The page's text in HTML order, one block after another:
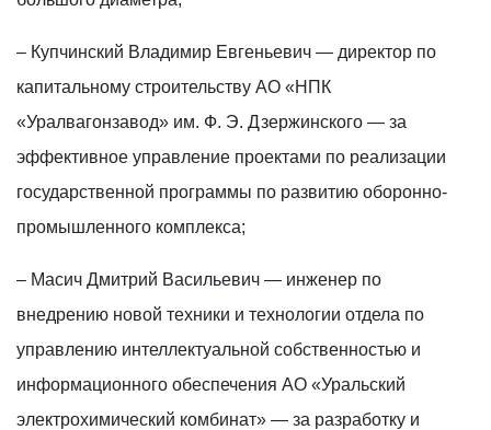
– Купчинский Владимир Евгеньевич — директор по
капитальному строительству АО «НПК
«Уралвагонзавод» им. Ф. Э. Дзержинского — за
эффективное управление проектами по реализации
государственной программы по развитию оборонно-
промышленного комплекса;
– Масич Дмитрий Васильевич — инженер по
внедрению новой техники и технологии отдела по
управлению интеллектуальной собственностью и
информационного обеспечения АО «Уральский
электрохимический комбинат» — за разработку и